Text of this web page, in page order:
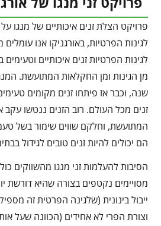
פרויקט הצלת זנים איכותיים של מנגו על
לגינות הפרטיות, באורגניקו אנו
לגינות הפרטיות זנים איכותיים
שנה, וכבר אז פיתחו זנים מקומים
זנים מכל העולם. רוב הזנים ננטשו
המתועשת, וחלקם שווים שימור בשל
הם יכולים להיות זנים טובים לגידול
הסיבות להעלמות זני מנגו מהשווקים
מסויימים נקטפים בצורה שהיא דורשת
ייבול בינונית (שלגינה הפרטית זה
וצורת הפרי לא אחידים (הכוונה שעל